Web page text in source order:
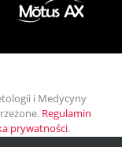
i Medycyny
Regulamin
prywatności.